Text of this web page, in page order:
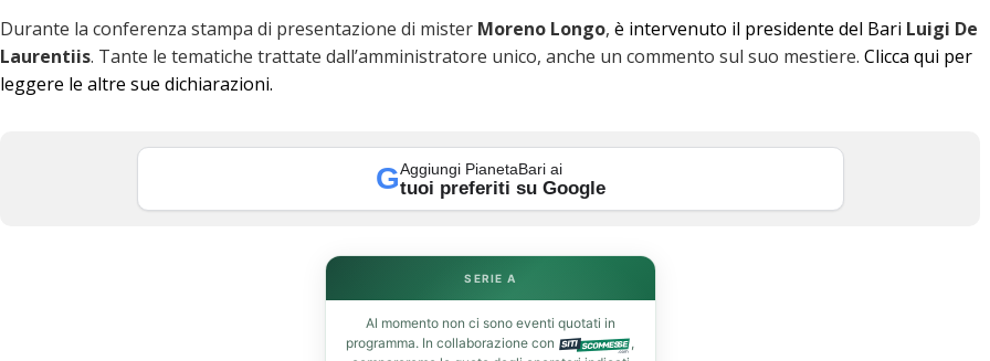
Durante la conferenza stampa di presentazione di mister Moreno Longo, è intervenuto il presidente del Bari Luigi De
Laurentiis. Tante le tematiche trattate dall’amministratore unico, anche un commento sul suo mestiere. Clicca qui per
leggere le altre sue dichiarazioni.
GAggiungi PianetaBari ai
tuoi preferiti su Google
SERIE A
Al momento non ci sono eventi quotati in
programma. In collaborazione con
,